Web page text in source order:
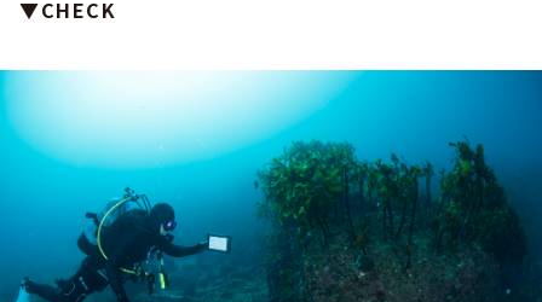
▼CHECK